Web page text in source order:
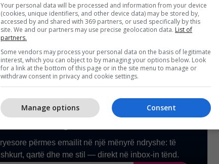
Your personal data will be processed and information from your device
(cookies, unique identifiers, and other device data) may be stored by,
accessed by and shared with 369 partners, or used specifically by this
site. We and our partners may use precise geolocation data. List of
partners.
Some vendors may process your personal data on the basis of legitimate
interest, which you can object to by managing your options below. Look
for a link at the bottom of this page or in the site menu to manage or
withdraw consent in privacy and cookie settings.
Consent
Manage options